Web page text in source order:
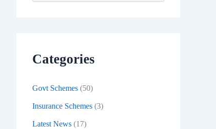
o
Categories
Govt Schemes (50)
Insurance Schemes (3)
Latest News (17)